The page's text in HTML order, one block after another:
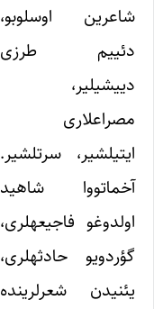
شاعرین اوسلوبو،
دئییم طرزی
دییشیلیر،
مصراعلاری
ایتی‎لشیر، سرت‎لشیر.
آخماتووا شاهید
اولدوغو فاجیعه‎لری،
گؤردویو حادثه‎لری،
یئنی‎دن شعرلرینده